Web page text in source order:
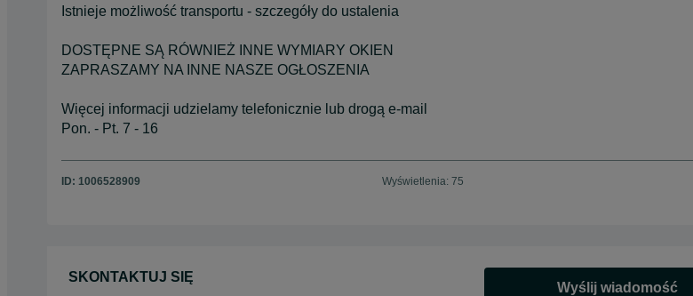
Istnieje możliwość transportu - szczegóły do ustalenia
DOSTĘPNE SĄ RÓWNIEŻ INNE WYMIARY OKIEN
ZAPRASZAMY NA INNE NASZE OGŁOSZENIA
Więcej informacji udzielamy telefonicznie lub drogą e-mail
Pon. - Pt. 7 - 16
ID: 1006528909 Wyświetlenia: 75
SKONTAKTUJ SIĘ
Wyślij wiadomość